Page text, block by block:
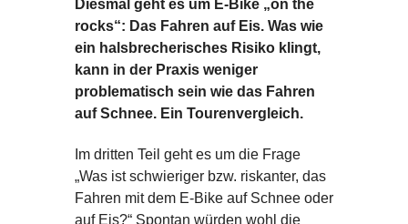
Diesmal geht es um E-Bike „on the
rocks“: Das Fahren auf Eis. Was wie
ein halsbrecherisches Risiko klingt,
kann in der Praxis weniger
problematisch sein wie das Fahren
auf Schnee. Ein Tourenvergleich.
Im dritten Teil geht es um die Frage
„Was ist schwieriger bzw. riskanter, das
Fahren mit dem E-Bike auf Schnee oder
auf Eis?“ Spontan würden wohl die